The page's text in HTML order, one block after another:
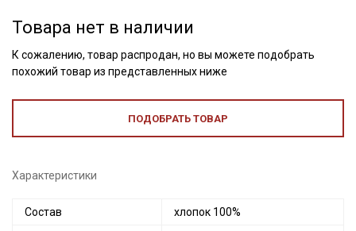
Товара нет в наличии
К сожалению, товар распродан, но вы можете подобрать
похожий товар из представленных ниже
ПОДОБРАТЬ ТОВАР
Характеристики
Состав хлопок 100%